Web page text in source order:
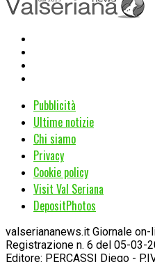
Pubblicità
Ultime notizie
Chi siamo
Privacy
Cookie policy
Visit Val Seriana
DepositPhotos
valseriananews.it Giornale
Registrazione n. 6 del 05-03-
Editore: PERCASSI Diego -